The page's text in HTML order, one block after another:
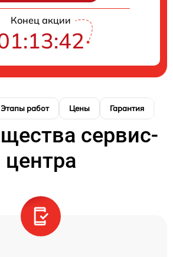
Конец акции
Этапы работ Цены Гарантия
сервис-
центра